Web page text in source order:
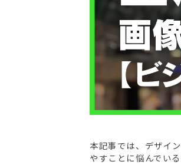
本記事では、デザイ
やすことに悩んでい